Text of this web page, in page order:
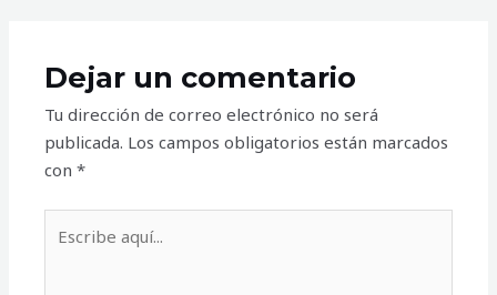
Dejar un comentario
Tu dirección de correo electrónico no será
publicada. Los campos obligatorios están marcados
con*
aquí...